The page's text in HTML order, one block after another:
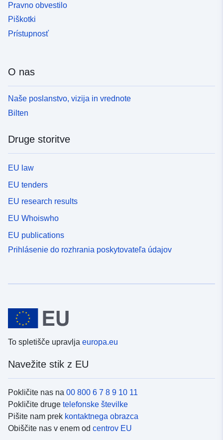
Pravno obvestilo
Piškotki
Prístupnosť
O nas
Naše poslanstvo, vizija in vrednote
Bilten
Druge storitve
EU law
EU tenders
EU research results
EU Whoiswho
EU publications
Prihlásenie do rozhrania poskytovateľa údajov
To spletišče upravlja europa.eu
Navežite stik z EU
Pokličite nas na 00 800 6 7 8 9 10 11
Pokličite druge telefonske številke
Pišite nam prek kontaktnega obrazca
Obiščite nas v enem od centrov EU